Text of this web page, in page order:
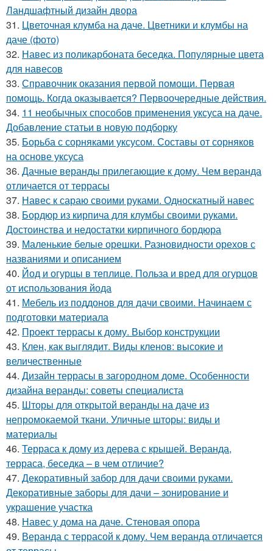
Ландшафтный дизайн двора
31. Цветочная клумба на даче. Цветники и клумбы на
даче (фото)
32. Навес из поликарбоната беседка. Популярные цвета
для навесов
33. Справочник оказания первой помощи. Первая
помощь. Когда оказывается? Первоочередные действия.
34. 11 необычных способов применения уксуса на даче.
Добавление статьи в новую подборку
35. Борьба с сорняками уксусом. Составы от сорняков
на основе уксуса
36. Дачные веранды прилегающие к дому. Чем веранда
отличается от террасы
37. Навес к сараю своими руками. Односкатный навес
38. Бордюр из кирпича для клумбы своими руками.
Достоинства и недостатки кирпичного бордюра
39. Маленькие белые орешки. Разновидности орехов с
названиями и описанием
40. Йод и огурцы в теплице. Польза и вред для огурцов
от использования йода
41. Мебель из поддонов для дачи своими. Начинаем с
подготовки материала
42. Проект террасы к дому. Выбор конструкции
43. Клен, как выглядит. Виды кленов: высокие и
величественные
44. Дизайн террасы в загородном доме. Особенности
дизайна веранды: советы специалиста
45. Шторы для открытой веранды на даче из
непромокаемой ткани. Уличные шторы: виды и
материалы
46. Терраса к дому из дерева с крышей. Веранда,
терраса, беседка – в чем отличие?
47. Декоративный забор для дачи своими руками.
Декоративные заборы для дачи – зонирование и
украшение участка
48. Навес у дома на даче. Стеновая опора
49. Веранда с террасой к дому. Чем веранда отличается